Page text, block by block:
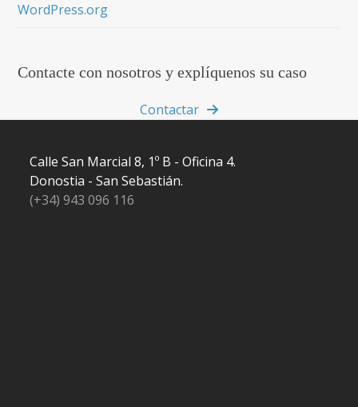
WordPress.org
Contacte con nosotros y explíquenos su caso
Contactar
Calle San Marcial 8, 1º B - Oficina 4.
Donostia - San Sebastián.
(+34) 943 096 116